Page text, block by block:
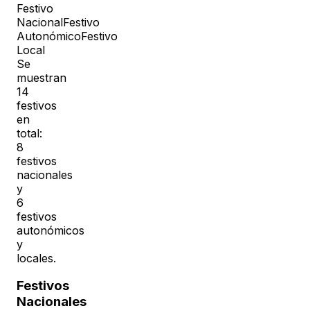
Festivo
NacionalFestivo
AutonómicoFestivo
Local
Se
muestran
14
festivos
en
total:
8
festivos
nacionales
y
6
festivos
autonómicos
y
locales.
Festivos
Nacionales